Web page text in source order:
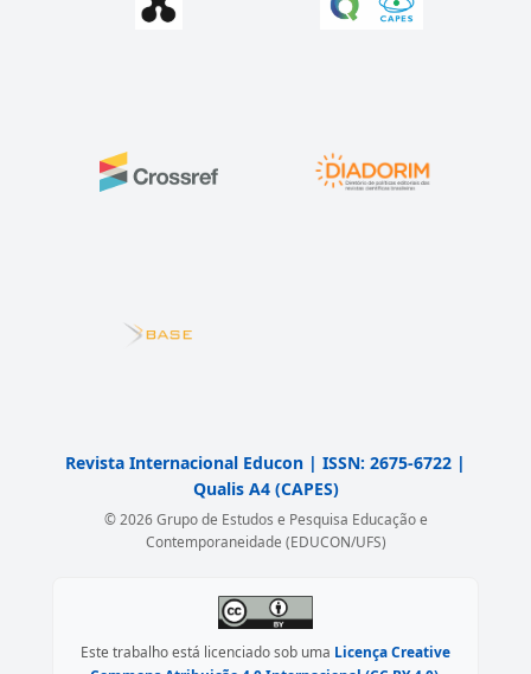
Revista Internacional Educon | ISSN: 2675-6722 |
Qualis A4 (CAPES)
© 2026 Grupo de Estudos e Pesquisa Educação e
Contemporaneidade (EDUCON/UFS)
Este trabalho está licenciado sob uma Licença Creative